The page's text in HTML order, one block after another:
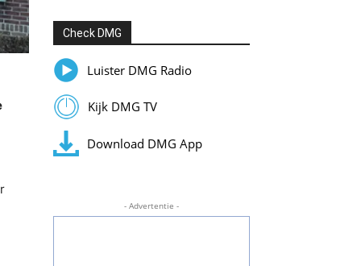
Check DMG
Luister DMG Radio
Kijk DMG TV
Download DMG App
- Advertentie -